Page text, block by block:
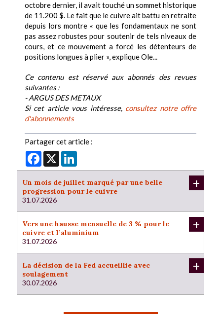
octobre dernier, il avait touché un sommet historique
de 11.200 $. Le fait que le cuivre ait battu en retraite
depuis lors montre « que les fondamentaux ne sont
pas assez robustes pour soutenir de tels niveaux de
cours, et ce mouvement a forcé les détenteurs de
positions longues à plier », explique Ole...
Ce contenu est réservé aux abonnés des revues
suivantes :
- ARGUS DES METAUX
Si cet article vous intéresse, consultez notre offre
d'abonnements
Partager cet article :
Facebook
X
Un mois de juillet marqué par une belle
progression pour le cuivre
31.07.2026
+
Vers une hausse mensuelle de 3 % pour le
cuivre et l’aluminium
31.07.2026
+
La décision de la Fed accueillie avec
soulagement
30.07.2026
+